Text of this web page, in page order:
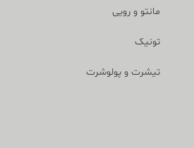
مانتو و رویی
تونیک
تیشرت و پولوشرت